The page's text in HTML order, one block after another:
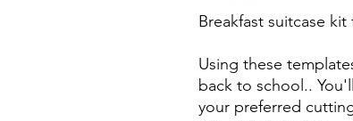
Breakfast suitcase
Using these
back to school..
your preferred